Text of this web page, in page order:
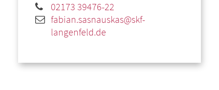
02173 39476-22
fabian.sasnauskas@skf-
langenfeld.de